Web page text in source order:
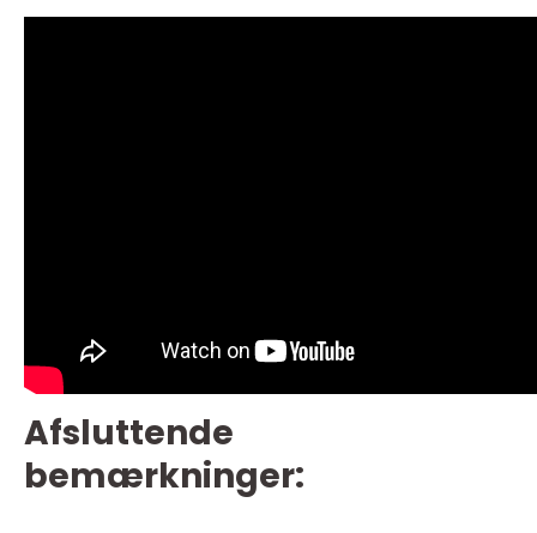
Afsluttende
bemærkninger: